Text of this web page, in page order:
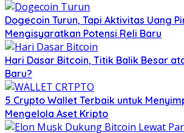
Dogecoin Turun, Tapi Aktivitas Uang
Mengisyaratkan Potensi Reli Baru
Hari Dasar Bitcoin, Titik Balik Besar
Baru?
5 Crypto Wallet Terbaik untuk
Mengelola Aset Kripto